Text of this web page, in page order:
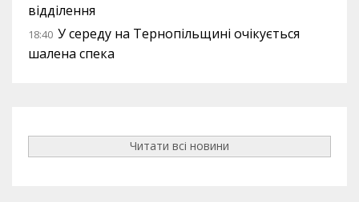
відділення
18:40 У середу на Тернопільщині очікується
шалена спека
Читати всі новини